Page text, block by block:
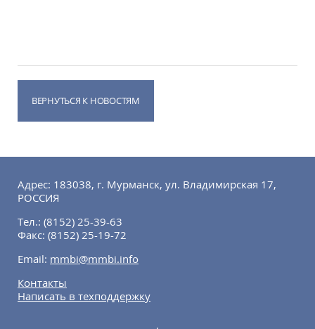
ВЕРНУТЬСЯ К НОВОСТЯМ
Адрес: 183038, г. Мурманск, ул. Владимирская 17,
РОССИЯ
Тел.: (8152) 25-39-63
Факс: (8152) 25-19-72
Email: mmbi@mmbi.info
Контакты
Написать в техподдержку